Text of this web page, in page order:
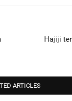
Hajiji
ARTICLES